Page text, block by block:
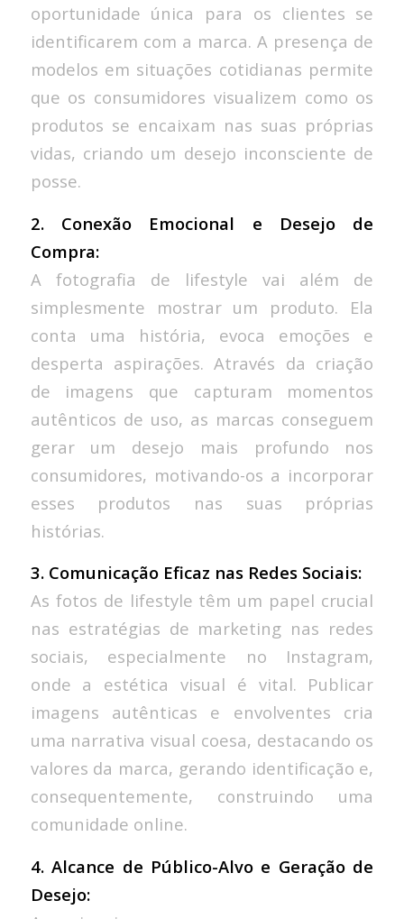
oportunidade única para os clientes se
identificarem com a marca. A presença de
modelos em situações cotidianas permite
que os consumidores visualizem como os
produtos se encaixam nas suas próprias
vidas, criando um desejo inconsciente de
posse.
2. Conexão Emocional e Desejo de
Compra:
A fotografia de lifestyle vai além de
simplesmente mostrar um produto. Ela
conta uma história, evoca emoções e
desperta aspirações. Através da criação
de imagens que capturam momentos
autênticos de uso, as marcas conseguem
gerar um desejo mais profundo nos
consumidores, motivando-os a incorporar
esses produtos nas suas próprias
histórias.
3. Comunicação Eficaz nas Redes Sociais:
As fotos de lifestyle têm um papel crucial
nas estratégias de marketing nas redes
sociais, especialmente no Instagram,
onde a estética visual é vital. Publicar
imagens autênticas e envolventes cria
uma narrativa visual coesa, destacando os
valores da marca, gerando identificação e,
consequentemente, construindo uma
comunidade online.
4. Alcance de Público-Alvo e Geração de
Desejo: